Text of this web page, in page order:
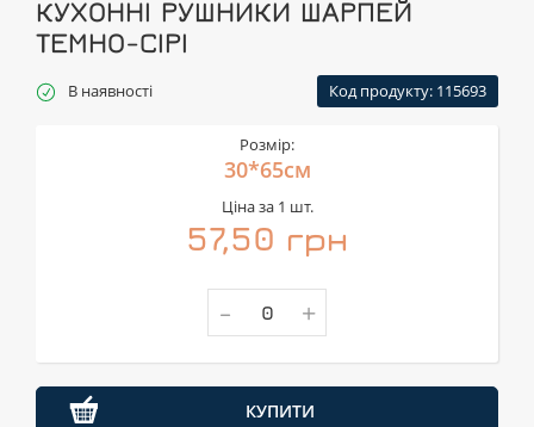
КУХОННІ РУШНИКИ ШАРПЕЙ
ТЕМНО-СІРІ
В наявності Код продукту: 115693
Розмір:
30*65см
Ціна за 1 шт.
57,50 грн
- +
КУПИТИ